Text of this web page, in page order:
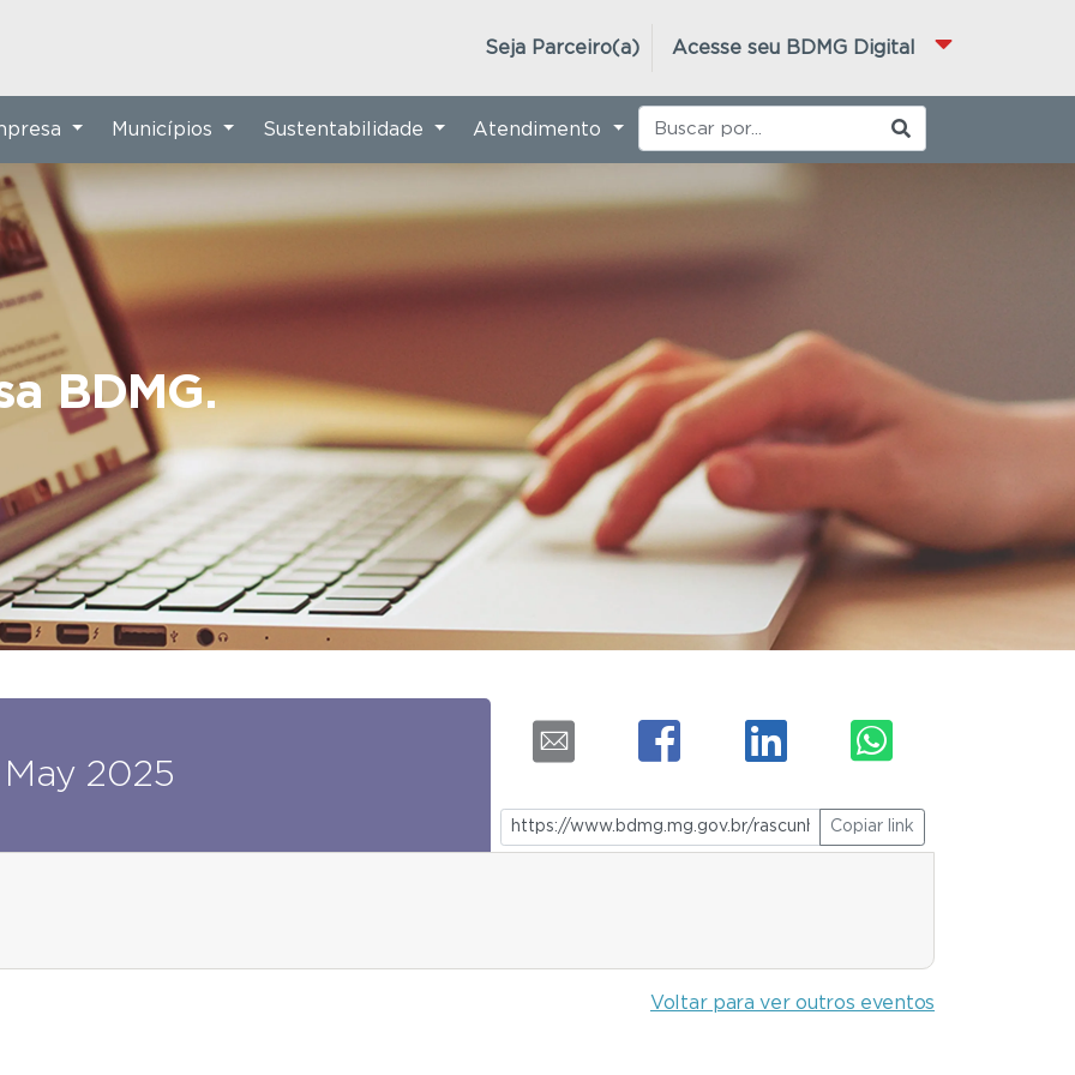
Acesse seu BDMG Digital
Seja Parceiro(a)
BDMG.
Municípios Sustentabilidade Atendimento
May 2025
Copiar link
Voltar para ver outros eventos